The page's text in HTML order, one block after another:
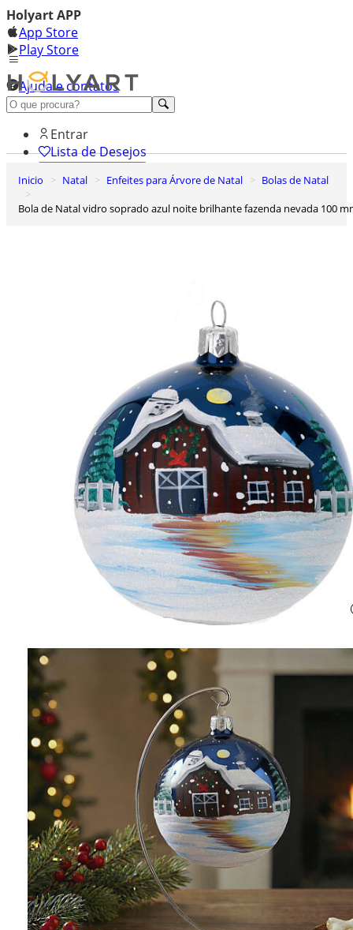
Holyart APP
App Store
Play Store
Ajuda e contatos
Conheça premium
Entrar
Lista de Desejos
Inicio Natal Enfeites para Árvore de Natal
Bolas de Natal
Bola de Natal vidro soprado azul noite brilhante fazenda nevada 100